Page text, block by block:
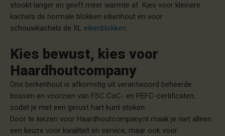
stookt langer en geeft meer warmte af. Kies voor kleinere
kachels de normale blokken eikenhout en voor
schouwkachels de XL eikenblokken.
Kies bewust, kies voor
Haardhoutcompany
Ons berkenhout is afkomstig uit verantwoord beheerde
bossen en voorzien van FSC CoC- en PEFC-certificaten,
zodat je met een gerust hart kunt stoken.
Door te kiezen voor Haardhoutcompany.nl maak je niet alleen
een keuze voor kwaliteit en service, maar ook voor